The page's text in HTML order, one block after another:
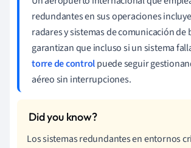
redundantes en sus operaciones
radares y sistemas de comunicación de
garantizan que incluso si un sistema
torre de controlpuede seguir
aéreo sin interrupciones.
Los sistemas redundantes en entornos